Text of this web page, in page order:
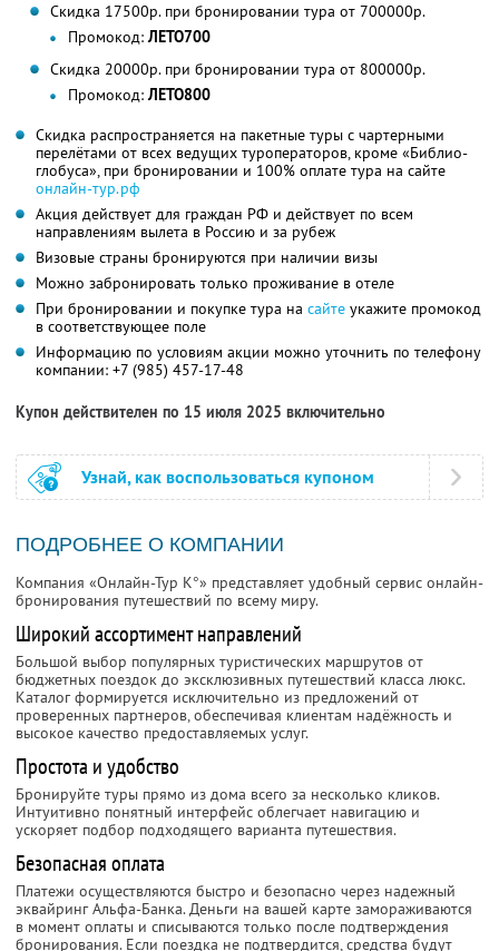
Скидка 17500р. при бронировании тура от 700000р.
Промокод:ЛЕТО700
Скидка 20000р. при бронировании тура от 800000р.
Промокод:ЛЕТО800
Скидка распространяется на пакетные туры с чартерными
перелётами от всех ведущих туроператоров, кроме «Библио-
глобуса», при бронировании и 100% оплате тура на сайте
онлайн-тур.рф
Акция действует для граждан РФ и действует по всем
направлениям вылета в Россию и за рубеж
Визовые страны бронируются при наличии визы
Можно забронировать только проживание в отеле
При бронировании и покупке тура на сайте укажите промокод
в соответствующее поле
Информацию по условиям акции можно уточнить по телефону
компании: +7 (985) 457-17-48
Купон действителен по 15 июля 2025 включительно
Узнай, как воспользоваться купоном
ПОДРОБНЕЕ О КОМПАНИИ
Компания «Онлайн-Тур К°» представляет удобный сервис онлайн-
бронирования путешествий по всему миру.
Широкий ассортимент направлений
Большой выбор популярных туристических маршрутов от
бюджетных поездок до эксклюзивных путешествий класса люкс.
Каталог формируется исключительно из предложений от
проверенных партнеров, обеспечивая клиентам надёжность и
высокое качество предоставляемых услуг.
Простота и удобство
Бронируйте туры прямо из дома всего за несколько кликов.
Интуитивно понятный интерфейс облегчает навигацию и
ускоряет подбор подходящего варианта путешествия.
Безопасная оплата
Платежи осуществляются быстро и безопасно через надежный
эквайринг Альфа-Банка. Деньги на вашей карте замораживаются
в момент оплаты и списываются только после подтверждения
бронирования. Если поездка не подтвердится, средства будут